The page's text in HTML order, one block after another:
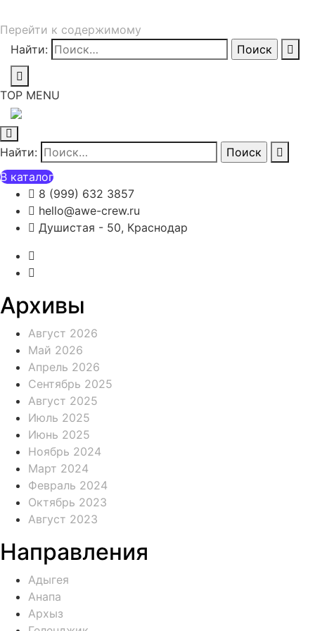
Перейти к содержимому
Найти:
TOP MENU
Найти:
В каталог
8 (999) 632 3857
hello@awe-crew.ru
Душистая - 50, Краснодар
Архивы
Август 2026
Май 2026
Апрель 2026
Сентябрь 2025
Август 2025
Июль 2025
Июнь 2025
Ноябрь 2024
Март 2024
Февраль 2024
Октябрь 2023
Август 2023
Направления
Адыгея
Анапа
Архыз